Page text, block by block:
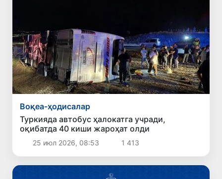
Воқеа-ҳодисалар
Туркияда автобус ҳалокатга учради,
оқибатда 40 киши жароҳат олди
25 июл 2026, 08:53 1 413